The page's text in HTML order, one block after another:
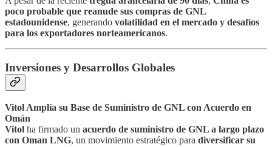
poco probable que reanude sus compras de GNL
estadounidense, generando volatilidad en el mercado y desafíos
para los exportadores norteamericanos.
Inversiones y Desarrollos Globales
Vitol Amplía su Base de Suministro de GNL con Acuerdo en
Omán
Vitol ha firmado un acuerdo de suministro de GNL a largo plazo
con Oman LNG, un movimiento estratégico para diversificar su